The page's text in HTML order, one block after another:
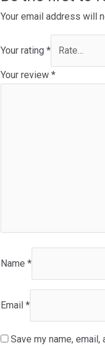
Your email address will
Your rating*
Your review*
Name*
Email*
Save my name,